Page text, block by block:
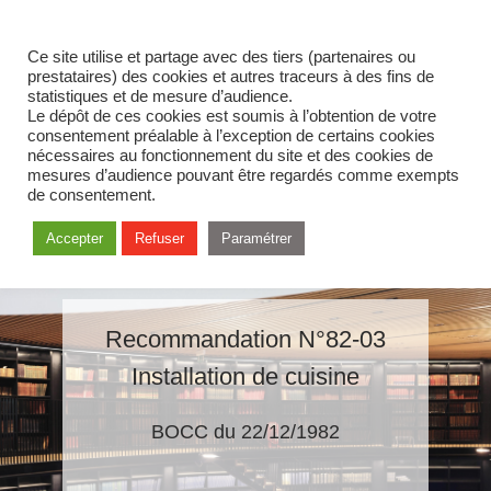
Recommandation N°82-03
Installation de cuisine
BOCC du 22/12/1982
Ce site utilise et partage avec des tiers (partenaires ou
prestataires) des cookies et autres traceurs à des fins de
statistiques et de mesure d’audience.
Le dépôt de ces cookies est soumis à l’obtention de votre
consentement préalable à l’exception de certains cookies
nécessaires au fonctionnement du site et des cookies de
mesures d’audience pouvant être regardés comme exempts
de consentement.
Accepter Refuser Paramétrer